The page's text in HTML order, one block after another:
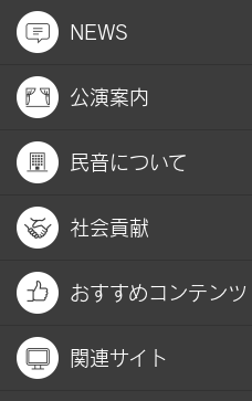
NEWS
公演案内
民音について
社会貢献
おすすめコンテンツ
関連サイト